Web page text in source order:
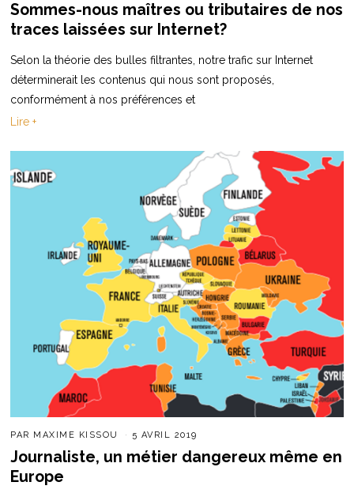
Sommes-nous maîtres ou tributaires de nos
traces laissées sur Internet?
Selon la théorie des bulles filtrantes, notre trafic sur Internet
déterminerait les contenus qui nous sont proposés,
conformément à nos préférences et
Lire +
PAR MAXIME KISSOU 5 AVRIL 2019
Journaliste, un métier dangereux même en
Europe